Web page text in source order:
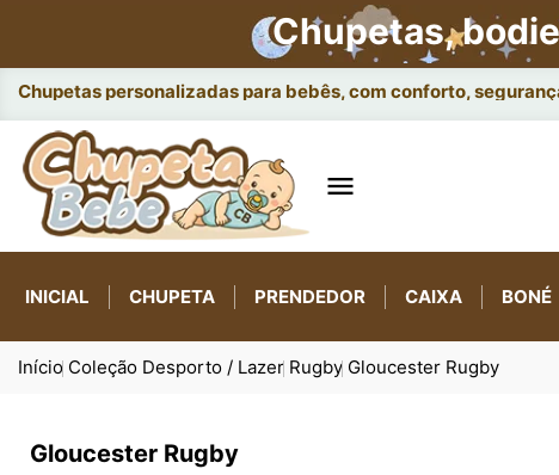
Chupetas,
Chupetas personalizadas para bebês, com conforto,

INICIAL CHUPETA PRENDEDOR CAIXA BONÉ
Início Coleção Desporto / Lazer Rugby Gloucester Rugby
Gloucester Rugby